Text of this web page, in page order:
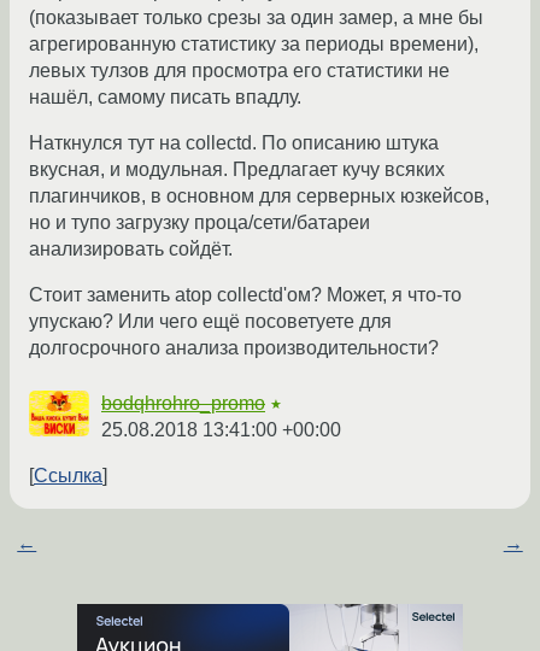
(показывает только срезы за один замер, а мне бы
агрегированную статистику за периоды времени),
левых тулзов для просмотра его статистики не
нашёл, самому писать впадлу.
Наткнулся тут на collectd. По описанию штука
вкусная, и модульная. Предлагает кучу всяких
плагинчиков, в основном для серверных юзкейсов,
но и тупо загрузку проца/сети/батареи
анализировать сойдёт.
Стоит заменить atop collectd'ом? Может, я что-то
упускаю? Или чего ещё посоветуете для
долгосрочного анализа производительности?
bodqhrohro_promo ★
25.08.2018 13:41:00 +00:00
Ссылка
← →